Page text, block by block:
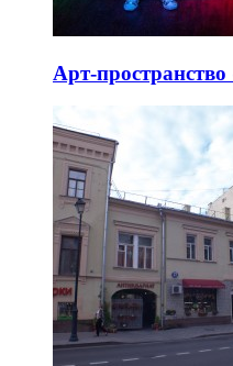
Арт-пространство